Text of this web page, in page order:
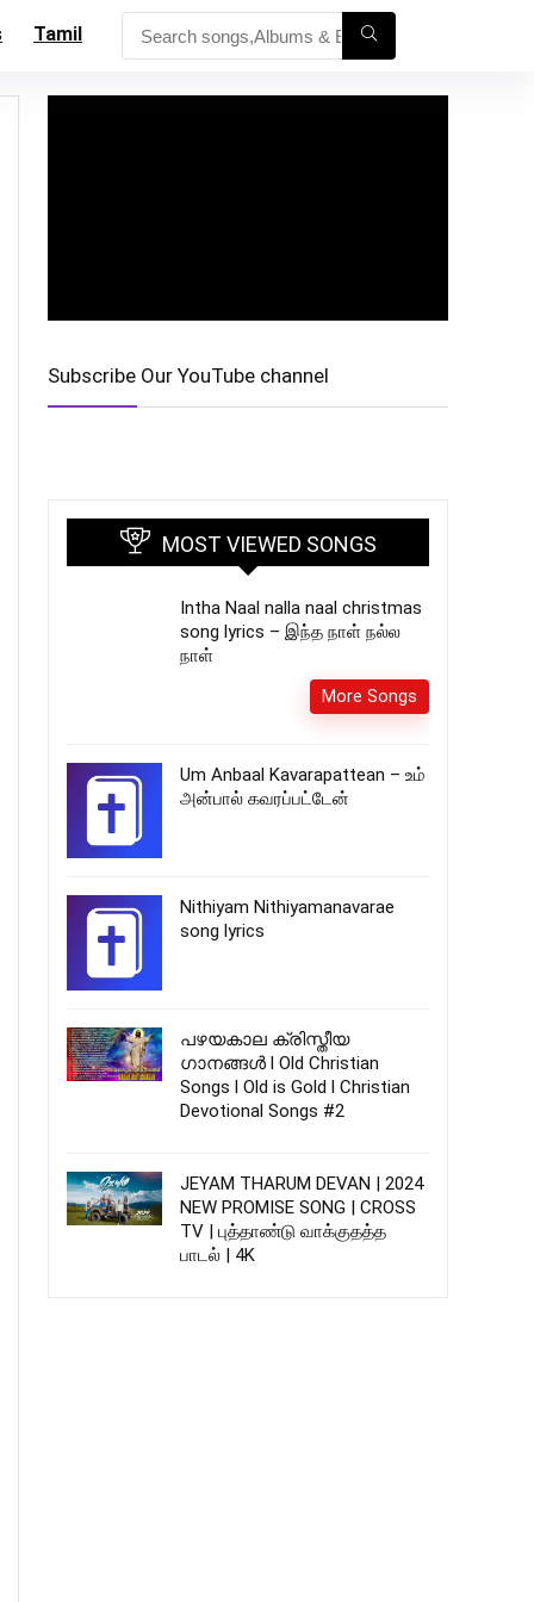
Tamil
Subscribe Our YouTube channel
MOST VIEWED SONGS
Intha Naal nalla naal christmas
song lyrics – இந்த நாள் நல்ல
நாள்
More Songs
Um Anbaal Kavarapattean – உம்
அன்பால் கவரப்பட்டேன்
Nithiyam Nithiyamanavarae
song lyrics
പഴയകാല ക്രിസ്തീയ
ഗാനങ്ങൾ l Old Christian
Songs l Old is Gold l Christian
Devotional Songs #2
JEYAM THARUM DEVAN | 2024
NEW PROMISE SONG | CROSS
TV | புத்தாண்டு வாக்குதத்த
பாடல் | 4K